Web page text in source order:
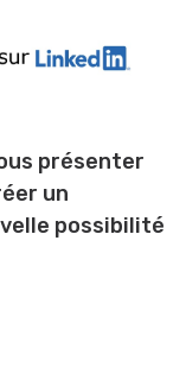
présenter
un
possibilité